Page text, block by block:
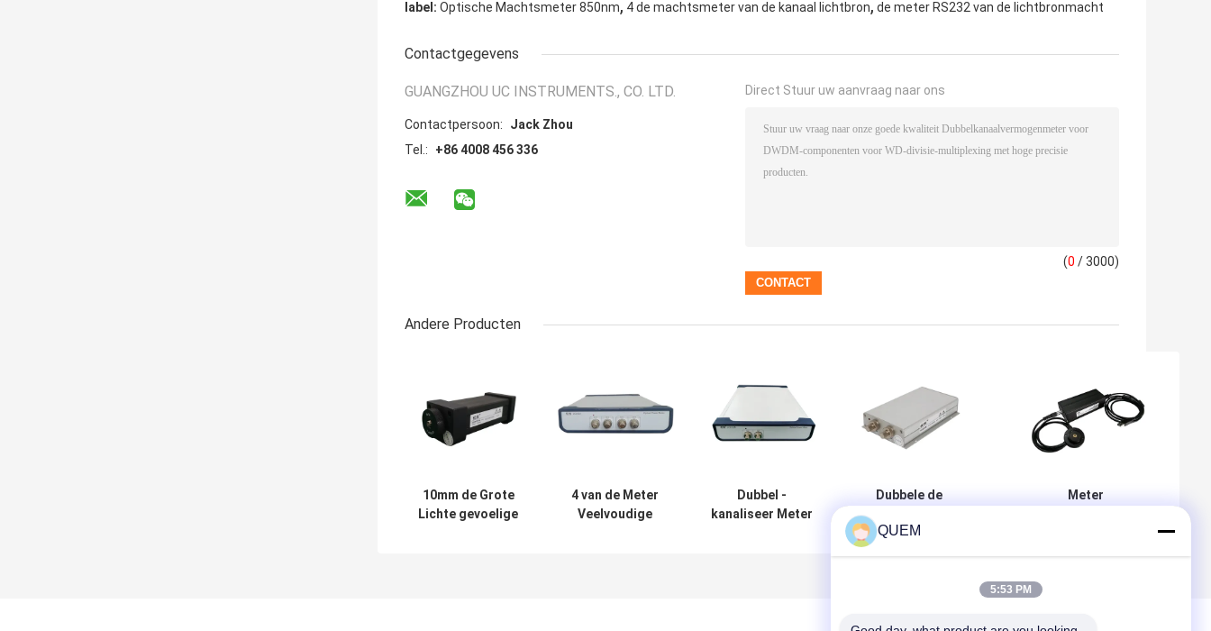
label: Optische Machtsmeter 850nm, 4 de machtsmeter van de kanaal lichtbron, de meter RS232 van de lichtbronmacht
Contactgegevens
GUANGZHOU UC INSTRUMENTS., CO. LTD.
Contactpersoon:
Jack Zhou
Tel.:
+86 4008 456 336
Direct Stuur uw aanvraag naar ons
(0 / 3000)
Andere Producten
10mm de Grote
Lichte gevoelige
4 van de Meter
Veelvoudige
Dubbel -
kanaliseer Meter
Dubbele de
Machtsmeter
Mini850nm 980nm
Meter
QUEM
5:53 PM